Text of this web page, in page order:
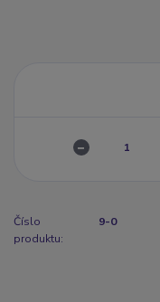
Číslo
produktu:
9-0